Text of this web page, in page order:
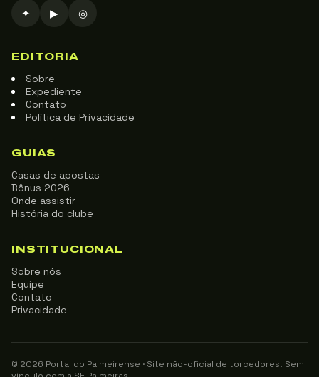
✦ ▶ ◎
EDITORIA
Sobre
Expediente
Contato
Política de Privacidade
GUIAS
Casas de apostas
Bônus 2026
Onde assistir
História do clube
INSTITUCIONAL
Sobre nós
Equipe
Contato
Privacidade
© 2026 Portal do Palmeirense · Site não-oficial de torcedores. Sem